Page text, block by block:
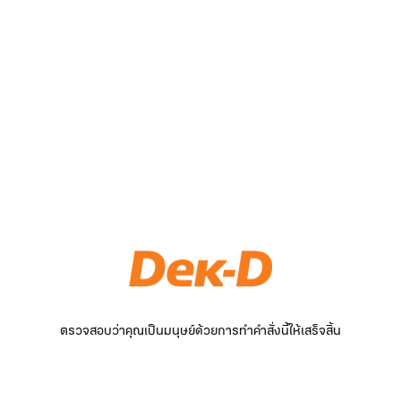
ตรวจสอบว่าคุณเป็นมนุษย์ด้วยการทำคำสั่งนี้ให้เสร็จสิ้น